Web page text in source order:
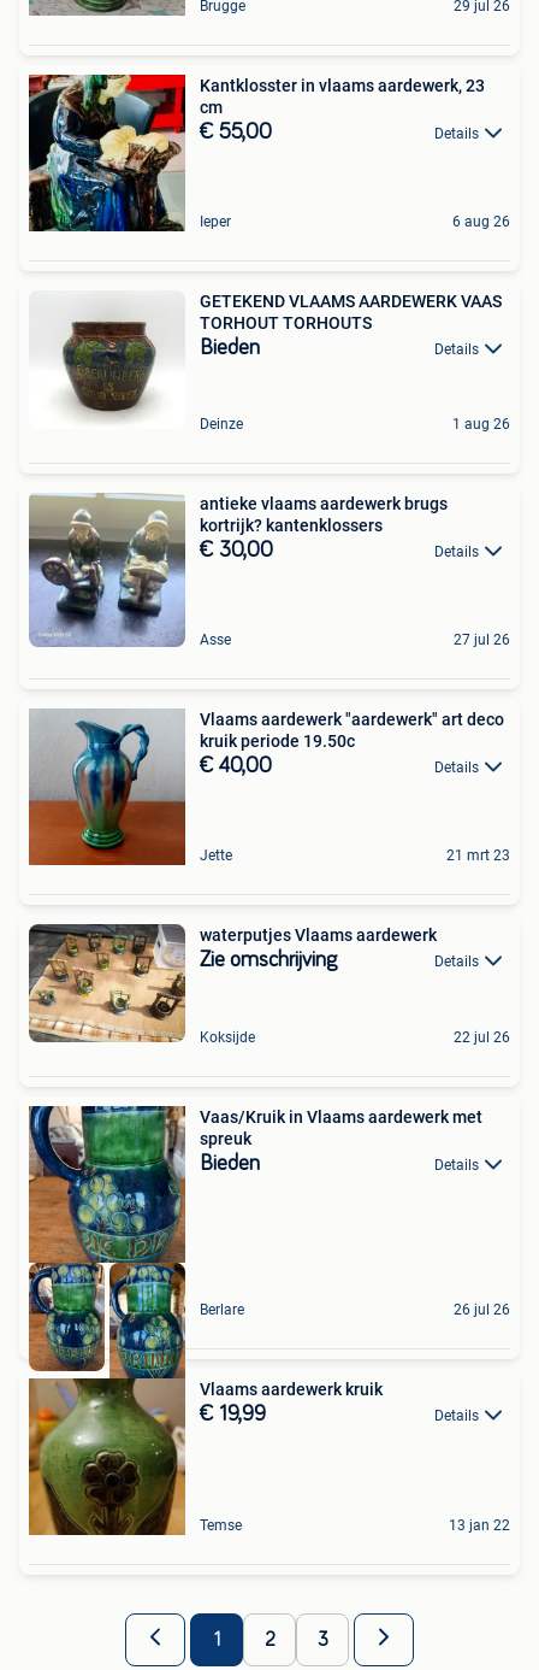
Brugge 29 jul 26
Kantklosster in vlaams aardewerk, 23
cm
€ 55,00 Details
Ieper 6 aug 26
GETEKEND VLAAMS AARDEWERK VAAS
TORHOUT TORHOUTS
Bieden Details
Deinze 1 aug 26
antieke vlaams aardewerk brugs
kortrijk? kantenklossers
€ 30,00 Details
Asse 27 jul 26
Vlaams aardewerk "aardewerk" art deco
kruik periode 19.50c
€ 40,00 Details
Jette 21 mrt 23
waterputjes Vlaams aardewerk
Zie omschrijving Details
Koksijde 22 jul 26
Vaas/Kruik in Vlaams aardewerk met
spreuk
Bieden Details
Berlare 26 jul 26
Vlaams aardewerk kruik
€ 19,99 Details
Temse 13 jan 22
1 2 3